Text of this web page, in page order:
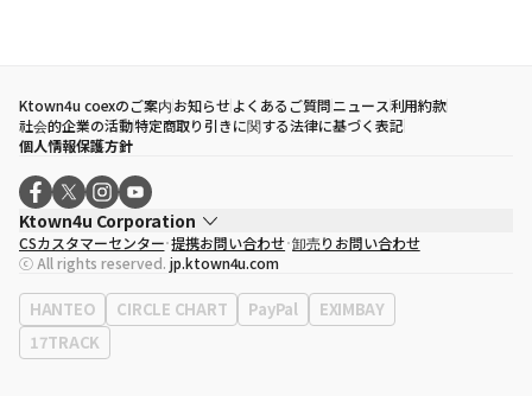
Ktown4u coexのご案内お知らせよくあるご質問ニュース利用約款
社会的企業の活動特定商取り引きに関する法律に基づく表記
個人情報保護方針
Ktown4u Corporation
代表取締役
ソン・ヒョミン
事業者登録番号120-87-71116
eContext
0120-23-7523
事務所住所
ソウル特別市江南区永東大路513、3階(三成洞、coex)
CSカスタマーセンター 提携お問い合わせ 卸売りお問い合わせ
ⓒ All rights reserved. jp.ktown4u.com
HANTEO CIRCLE CHART PayPal
EXIMBAY
17TRACK